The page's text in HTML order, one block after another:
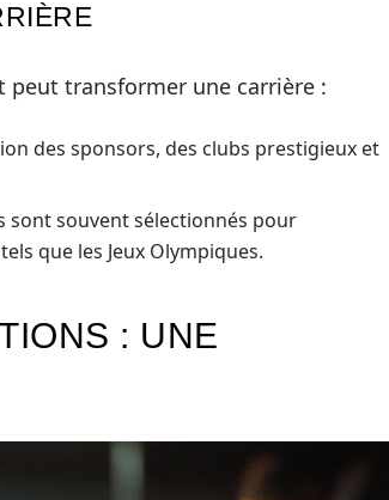
peut transformer une carrière :
des sponsors, des clubs prestigieux et
sont souvent sélectionnés pour
que les Jeux Olympiques.
: UNE